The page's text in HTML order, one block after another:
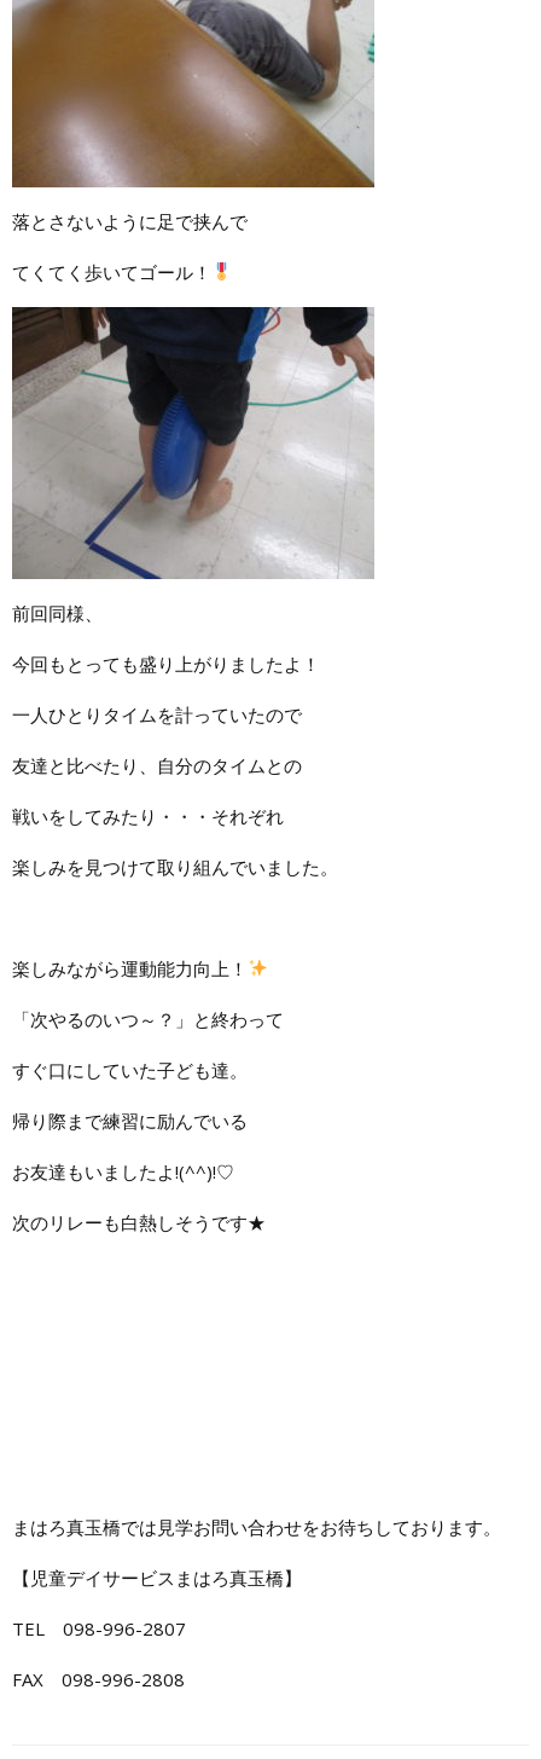
落とさないように足で挟んで
てくてく歩いてゴール！
前回同様、
今回もとっても盛り上がりましたよ！
一人ひとりタイムを計っていたので
友達と比べたり、自分のタイムとの
戦いをしてみたり・・・それぞれ
楽しみを見つけて取り組んでいました。
楽しみながら運動能力向上！
「次やるのいつ～？」と終わって
すぐ口にしていた子ども達。
帰り際まで練習に励んでいる
お友達もいましたよ!(^^)!♡
次のリレーも白熱しそうです★
まはろ真玉橋では見学お問い合わせをお待ちしております。
【児童デイサービスまはろ真玉橋】
TEL 098-996-2807
FAX 098-996-2808